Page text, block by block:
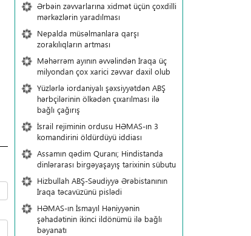
Ərbəin zəvvarlarına xidmət üçün çoxdilli
mərkəzlərin yaradılması
Nepalda müsəlmanlara qarşı
zorakılıqların artması
Məhərrəm ayının əvvəlindən İraqa üç
milyondan çox xarici zəvvar daxil olub
Yüzlərlə iordaniyalı şəxsiyyətdən ABŞ
hərbçilərinin ölkədən çıxarılması ilə
bağlı çağırış
İsrail rejiminin ordusu HƏMAS-ın 3
komandirini öldürdüyü iddiası
Assamın qədim Quranı; Hindistanda
dinlərarası birgəyaşayış tarixinin sübutu
Hizbullah ABŞ-Səudiyyə Ərəbistanının
İraqa təcavüzünü pislədi
HƏMAS-ın İsmayıl Həniyyənin
şəhadətinin ikinci ildönümü ilə bağlı
bəyanatı